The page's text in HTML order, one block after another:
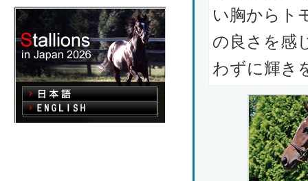
い胸からト
の良さを感
わずに輝き